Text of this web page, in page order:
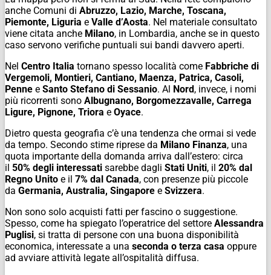
anche Comuni di Abruzzo, Lazio, Marche, Toscana,
Piemonte, Liguria e Valle d’Aosta. Nel materiale consultato
viene citata anche Milano, in Lombardia, anche se in questo
caso servono verifiche puntuali sui bandi davvero aperti.
Nel Centro Italia tornano spesso località come Fabbriche di
Vergemoli, Montieri, Cantiano, Maenza, Patrica, Casoli,
Penne e Santo Stefano di Sessanio. Al Nord , invece, i nomi
più ricorrenti sono Albugnano, Borgomezzavalle, Carrega
Ligure, Pignone, Triora e Oyace.
Dietro questa geografia c’è una tendenza che ormai si vede
da tempo. Secondo stime riprese da Milano Finanza, una
quota importante della domanda arriva dall’estero: circa
il 50% degli interessati sarebbe dagli Stati Uniti, il 20% dal
Regno Unito e il 7% dal Canada, con presenze più piccole
da Germania, Australia, Singapore e Svizzera.
Non sono solo acquisti fatti per fascino o suggestione.
Spesso, come ha spiegato l’operatrice del settore Alessandra
Puglisi, si tratta di persone con una buona disponibilità
economica, interessate a una seconda o terza casa oppure
ad avviare attività legate all’ospitalità diffusa.